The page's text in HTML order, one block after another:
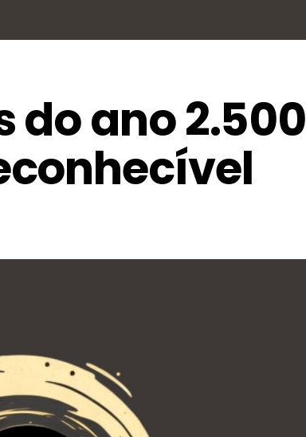
do ano 2.500